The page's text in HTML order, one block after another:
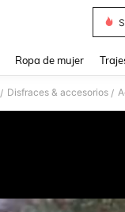
Ropa de mujer
/ Disfraces & accesorios /